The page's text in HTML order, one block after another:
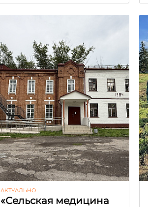
АКТУАЛЬНО
«Сельская медицина